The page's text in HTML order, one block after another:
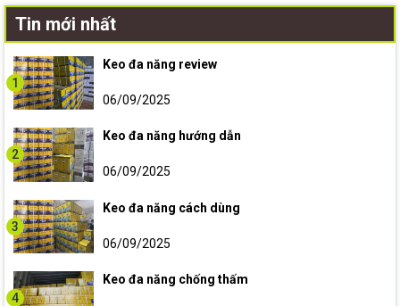
Tin mới nhất
1
Keo đa năng review
06/09/2025
2
Keo đa năng hướng dẫn
06/09/2025
3
Keo đa năng cách dùng
06/09/2025
4
Keo đa năng chống thấm